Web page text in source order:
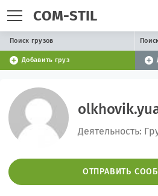
COM-STIL
Поиск грузов
Добавить груз
Деятельность:
ОТПРАВИТЬ